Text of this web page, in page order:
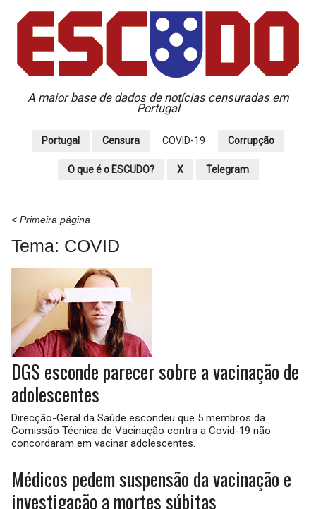
A maior base de dados de notícias censuradas em
Portugal
Portugal Censura COVID-19 Corrupção
O que é o ESCUDO? X Telegram
< Primeira página
Tema: COVID
DGS esconde parecer sobre a vacinação de
adolescentes
Direcção-Geral da Saúde escondeu que 5 membros da
Comissão Técnica de Vacinação contra a Covid-19 não
concordaram em vacinar adolescentes.
Médicos pedem suspensão da vacinação e
investigação a mortes súbitas